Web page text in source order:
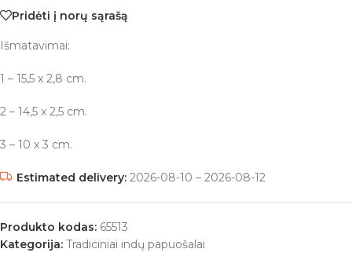
Pridėti į norų sąrašą
Išmatavimai:
1 – 15,5 x 2,8 cm.
2 – 14,5 x 2,5 cm.
3 – 10 x 3 cm.
Estimated delivery: 2026-08-10 – 2026-08-12
Produkto kodas: 65513
Kategorija: Tradiciniai indų papuošalai